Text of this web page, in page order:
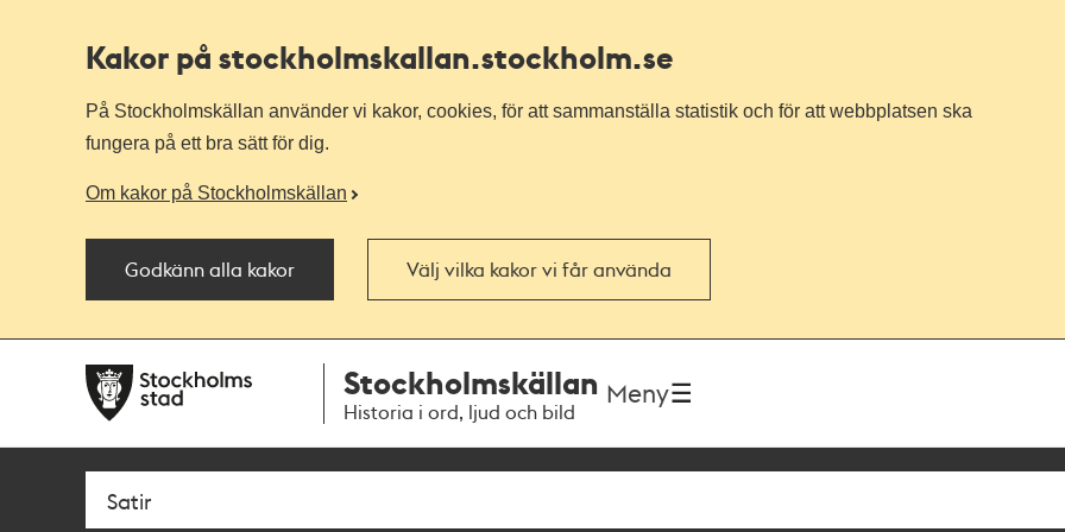
Kakor på stockholmskallan.stockholm.se
På Stockholmskällan använder vi kakor, cookies, för att sammanställa statistik och för att webbplatsen ska
fungera på ett bra sätt för dig.
Om kakor på Stockholmskällan
Godkänn alla kakor Välj vilka kakor vi får använda
navigationen
huvudinnehållet
Stockholmskällan
Historia i ord, ljud och bild
Meny
Sök